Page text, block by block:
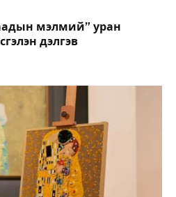
мэлмий” уран
дэлгэв